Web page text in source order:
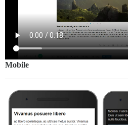
Mobile